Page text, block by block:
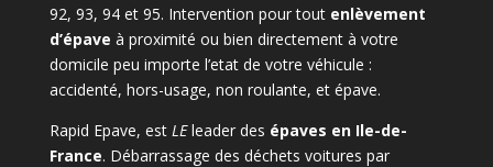
92, 93, 94 et 95. Intervention pour tout enlèvement
d’épave à proximité ou bien directement à votre
domicile peu importe l’etat de votre véhicule :
accidenté, hors-usage, non roulante, et épave.
Rapid Epave, est LEleader des épaves en Ile-de-
France. Débarrassage des déchets voitures par